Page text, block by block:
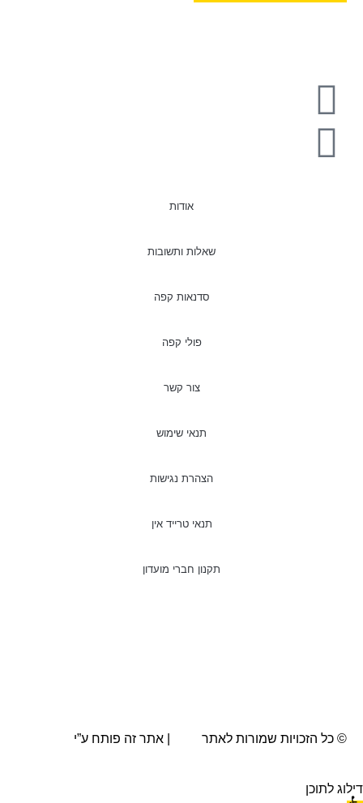
אודות
שאלות ותשובות
סדנאות קפה
פולי קפה
צור קשר
תנאי שימוש
הצהרת נגישות
תנאי טרייד אין
תקנון חברי מועדון
© כל הזכויות שמורות לאתר
| אתר זה פותח ע”י
דילוג לתוכן